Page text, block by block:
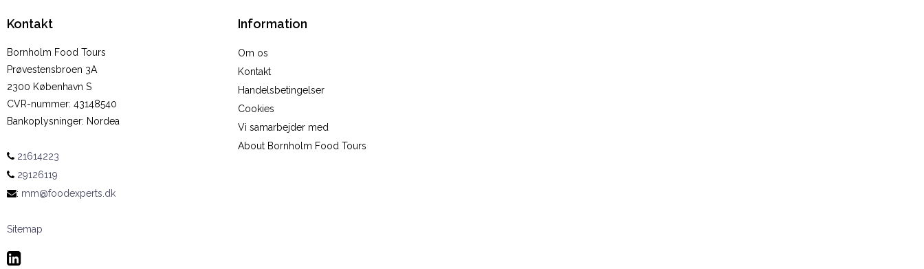
Kontakt
Bornholm Food Tours
Prøvestensbroen 3A
2300 København S
CVR-nummer: 43148540
Bankoplysninger: Nordea
21614223
29126119
: mm@foodexperts.dk
Sitemap
Information
Om os
Kontakt
Handelsbetingelser
Cookies
Vi samarbejder med
About Bornholm Food Tours